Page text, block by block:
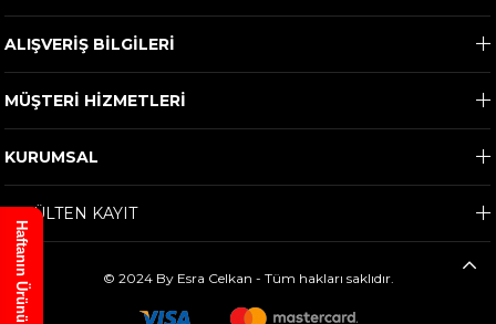
ALIŞVERİŞ BİLGİLERİ
MÜŞTERİ HİZMETLERİ
KURUMSAL
E-BÜLTEN KAYIT
© 2024 By Esra Celkan - Tüm hakları saklıdır.
Haftanın Ürünü